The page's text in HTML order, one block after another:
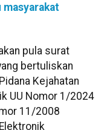
pula surat
bertuliskan
Kejahatan
UU Nomor 1/2024
11/2008